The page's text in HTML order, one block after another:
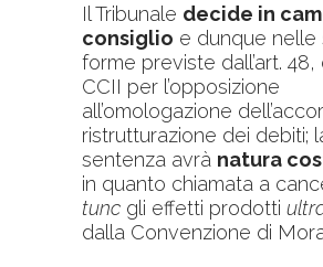
Il Tribunale decide in
consiglio e dunque nelle
forme previste dall’art. 48,
CCII per l’opposizione
all’omologazione
ristrutturazione dei debiti;
sentenza avrà natura
in quanto chiamata a
tunc gli effetti prodotti
dalla Convenzione di